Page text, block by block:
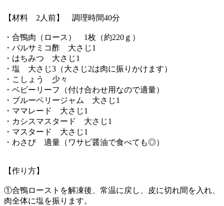
【材料 2人前】 調理時間40分
・合鴨肉（ロース） 1枚（約220ｇ）
・バルサミコ酢 大さじ1
・はちみつ 大さじ1
・塩 大さじ3（大さじ2は肉に振りかけます）
・こしょう 少々
・ベビーリーフ（付け合わせ用なので適量）
・ブルーベリージャム 大さじ1
・ママレード 大さじ1
・カシスマスタード 大さじ1
・マスタード 大さじ1
・わさび 適量（ワサビ醤油で食べても◎）
【作り方】
①合鴨ローストを解凍後、常温に戻し、皮に切れ間を入れ、
肉全体に塩を振ります。